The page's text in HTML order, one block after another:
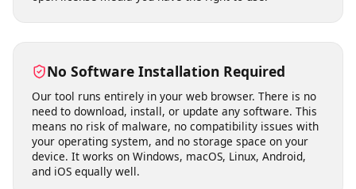
Works Where You Need It
social platforms and media sites - ideal for saving your
own posts, archiving public announcements,
downloading Creative Commons content, and accessing
open-license media you have the right to use.